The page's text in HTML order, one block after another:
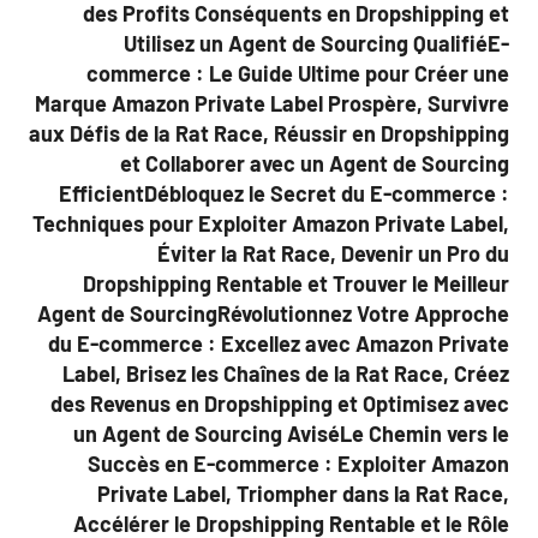
des Profits Conséquents en Dropshipping et
Utilisez un Agent de Sourcing QualifiéE-
commerce : Le Guide Ultime pour Créer une
Marque Amazon Private Label Prospère, Survivre
aux Défis de la Rat Race, Réussir en Dropshipping
et Collaborer avec un Agent de Sourcing
EfficientDébloquez le Secret du E-commerce :
Techniques pour Exploiter Amazon Private Label,
Éviter la Rat Race, Devenir un Pro du
Dropshipping Rentable et Trouver le Meilleur
Agent de SourcingRévolutionnez Votre Approche
du E-commerce : Excellez avec Amazon Private
Label, Brisez les Chaînes de la Rat Race, Créez
des Revenus en Dropshipping et Optimisez avec
un Agent de Sourcing AviséLe Chemin vers le
Succès en E-commerce : Exploiter Amazon
Private Label, Triompher dans la Rat Race,
Accélérer le Dropshipping Rentable et le Rôle